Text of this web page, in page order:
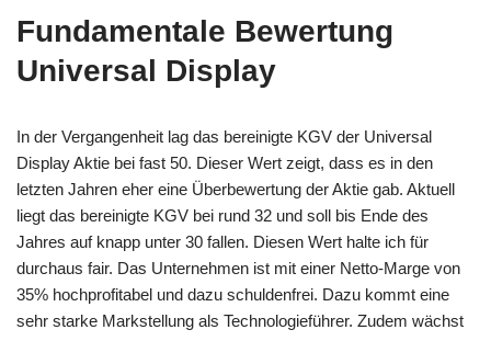
Fundamentale Bewertung
Universal Display
In der Vergangenheit lag das bereinigte KGV der Universal
Display Aktie bei fast 50. Dieser Wert zeigt, dass es in den
letzten Jahren eher eine Überbewertung der Aktie gab. Aktuell
liegt das bereinigte KGV bei rund 32 und soll bis Ende des
Jahres auf knapp unter 30 fallen. Diesen Wert halte ich für
durchaus fair. Das Unternehmen ist mit einer Netto-Marge von
35% hochprofitabel und dazu schuldenfrei. Dazu kommt eine
sehr starke Markstellung als Technologieführer. Zudem wächst